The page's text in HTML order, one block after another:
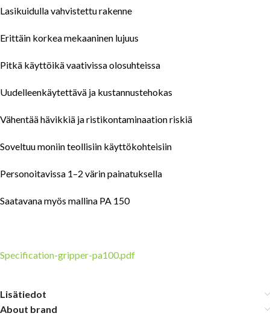
Lasikuidulla vahvistettu rakenne
Erittäin korkea mekaaninen lujuus
Pitkä käyttöikä vaativissa olosuhteissa
Uudelleenkäytettävä ja kustannustehokas
Vähentää hävikkiä ja ristikontaminaation riskiä
Soveltuu moniin teollisiin käyttökohteisiin
Personoitavissa 1–2 värin painatuksella
Saatavana myös mallina PA 150
Specification-gripper-pa100.pdf
Lisätiedot
About brand